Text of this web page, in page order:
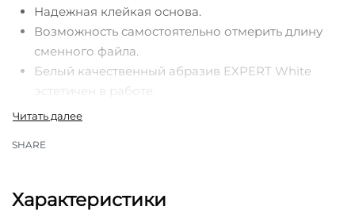
Надежная клейкая основа.
Возможность самостоятельно отмерить длину
сменного файла.
Белый качественный абразив EXPERT White
эстетичен в работе.
Специальное покрытие препятствует забиванию
Абразивность 240 грит предназначена для
Стильный пластиковый футляр защищает
SHARE
Характеристики